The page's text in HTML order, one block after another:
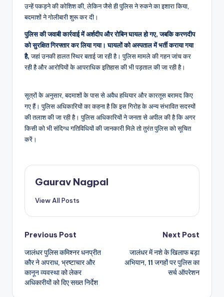
उन्हें पकड़ने की कोशिश की, लेकिन जैसे ही पुलिस ने रुकने का इशारा किया,
बदमाशों ने गोलीबारी शुरू कर दी।
पुलिस की जवाबी कार्रवाई में अर्शदीप और रोबिन घायल हो गए, जबकि करणदीप
को सुरक्षित गिरफ्तार कर लिया गया। घायलों को अस्पताल में भर्ती कराया गया
है,जहां उनकी हालत स्थिर बताई जा रही है। पुलिस मामले की गहन जांच कर
रही है और आरोपियों के आपराधिक इतिहास की भी पड़ताल की जा रही है।
सूत्रों के अनुसार, बदमाशों के पास से अवैध हथियार और कारतूस बरामद किए
गए हैं। पुलिस अधिकारियों का कहना है कि इस गिरोह के अन्य संभावित सदस्यों
की तलाश की जा रही है। पुलिस अधिकारियों ने जनता से अपील की है कि अगर
किसी को भी संदिग्ध गतिविधियों की जानकारी मिले तो तुरंत पुलिस को सूचित
करें।
Gaurav Nagpal
View All Posts
Post
navigation
Previous Post
जालंधर पुलिस कमिश्नर धनप्रीत
कौर ने अपराध, भ्रष्टाचार और
कानून व्यवस्था को लेकर
अधिकारीयों को दिए सख्त निर्देश
Next Post
जालंधर में नशे के खिलाफ बड़ा
अभियान, 11 जगहों पर पुलिस का
सर्च ऑपरेशन